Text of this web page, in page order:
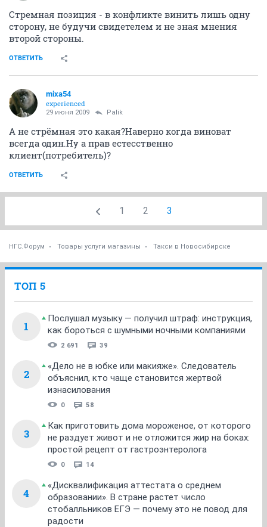
Стремная позиция - в конфликте винить лишь одну
сторону, не будучи свидетелем и не зная мнения
второй стороны.
ОТВЕТИТЬ
mixa54
experienced
29 июня 2009 Palik
А не стрёмная это какая?Наверно когда виноват
всегда один.Ну а прав естесственно
клиент(потребитель)?
ОТВЕТИТЬ
1 2 3
НГС.Форум Товары услуги магазины Такси в Новосибирске
ТОП 5
1
Послушал музыку — получил штраф: инструкция,
как бороться с шумными ночными компаниями
2 691 39
2
«Дело не в юбке или макияже». Следователь
объяснил, кто чаще становится жертвой
изнасилования
0 58
3
Как приготовить дома мороженое, от которого
не раздует живот и не отложится жир на боках:
простой рецепт от гастроэнтеролога
0 14
4
«Дисквалификация аттестата о среднем
образовании». В стране растет число
стобалльников ЕГЭ — почему это не повод для
радости